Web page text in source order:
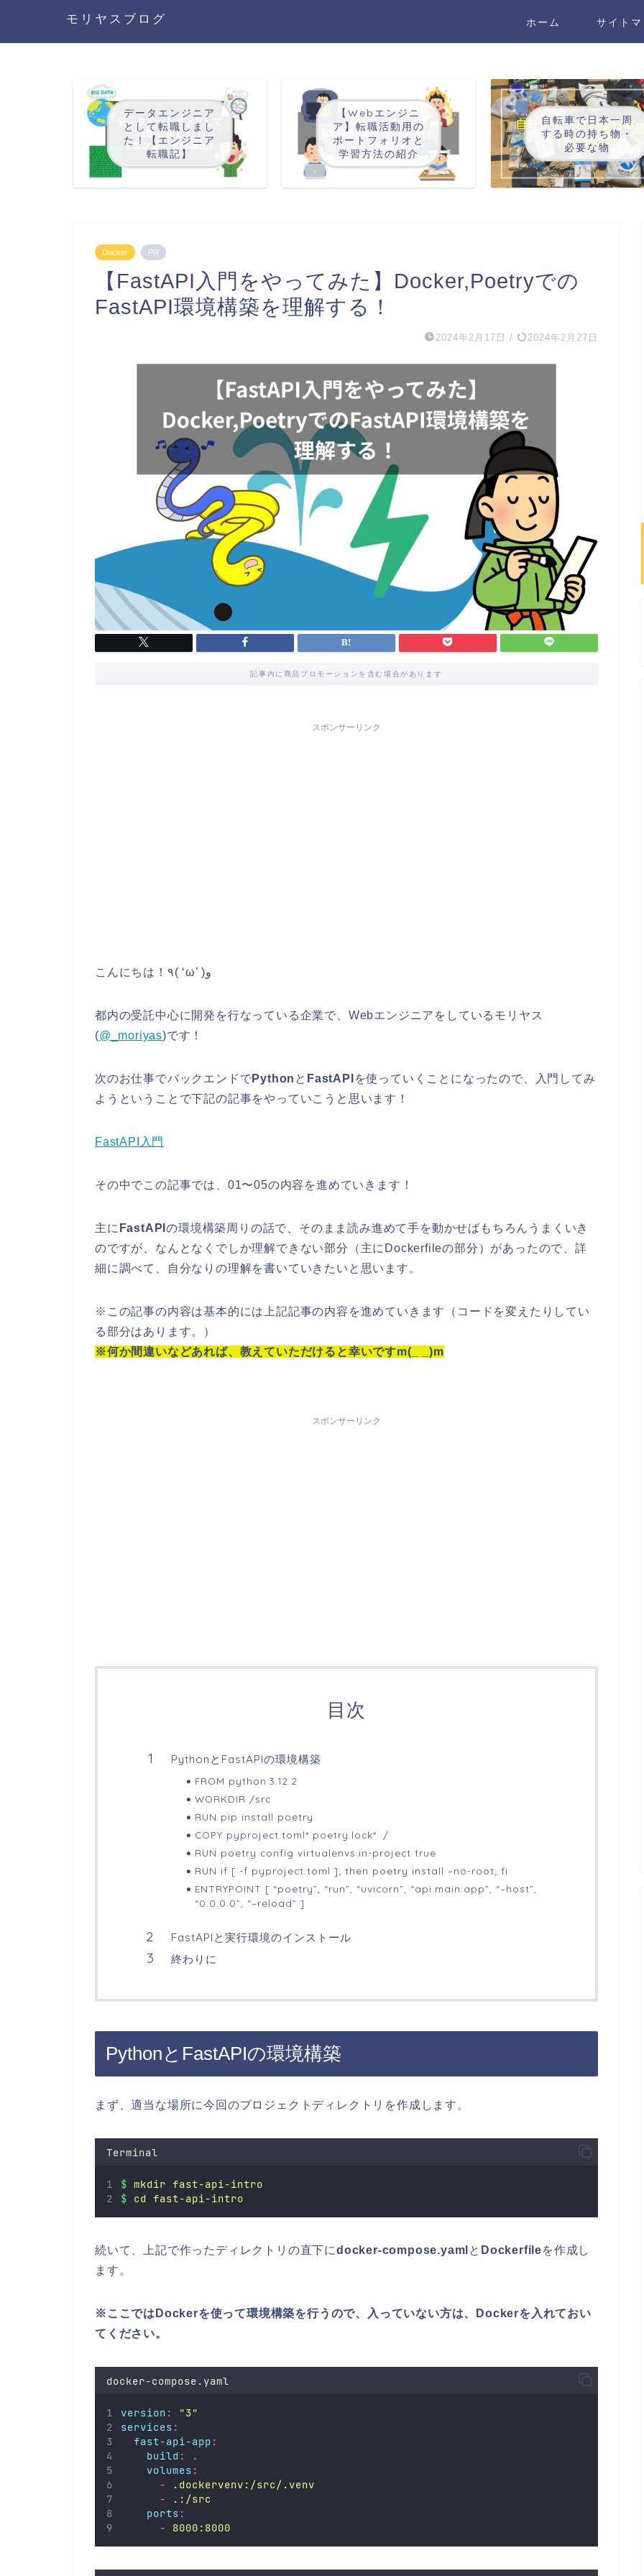
モリヤスブログ ホーム サイト
データエンジニア
として転職しまし
た！【エンジニア
転職記】
【Webエンジニ
ア】転職活動用の
ポートフォリオと
学習方法の紹介
自転車で日本一周
する時の持ち物・
必要な物
Docker PR
【FastAPI入門をやってみた】Docker,Poetryでの
FastAPI環境構築を理解する！
2024年2月17日 / 2024年2月27日
記事内に商品プロモーションを含む場合があります
スポンサーリンク
こんにちは！٩( ‘ω’ )و
都内の受託中心に開発を行なっている企業で、Webエンジニアをしているモリヤス
(@_moriyas)です！
次のお仕事でバックエンドでPython と FastAPI を使っていくことになったので、入門してみ
ようということで下記の記事をやっていこうと思います！
FastAPI入門
その中でこの記事では、01〜05の内容を進めていきます！
主に FastAPIの環境構築周りの話で、そのまま読み進めて手を動かせばもちろんうまくいき
のですが、なんとなくでしか理解できない部分（主にDockerfileの部分）があったので、詳
細に調べて、自分なりの理解を書いていきたいと思います。
※この記事の内容は基本的には上記記事の内容を進めていきます（コードを変えたりしてい
る部分はあります。）
※何か間違いなどあれば、教えていただけると幸いですm(_ _)m
スポンサーリンク
目次
PythonとFastAPIの環境構築
FROM python:3.12.2
WORKDIR /src
RUN pip install poetry
COPY pyproject.toml* poetry.lock* ./
RUN poetry config virtualenvs.in-project true
RUN if [ -f pyproject.toml ]; then poetry install –no-root; fi
ENTRYPOINT [ “poetry”, “run”, “uvicorn”, “api.main:app”, “–host”,
“0.0.0.0”, “–reload” ]
FastAPIと実行環境のインストール
終わりに
PythonとFastAPIの環境構築
まず、適当な場所に今回のプロジェクトディレクトリを作成します。
Terminal
$ mkdir fast-api-intro
$
cd fast-api-intro
続いて、上記で作ったディレクトリの直下にdocker-compose.yaml と Dockerfileを作成し
ます。
※ここではDockerを使って環境構築を行うので、入っていない方は、Dockerを入れておい
てください。
docker-compose.yaml
version : "3"
services :
fast-api-app :
build :
.
volumes :
-
.dockervenv:/src/.venv
-
.:/src
ports :
-
8000:8000